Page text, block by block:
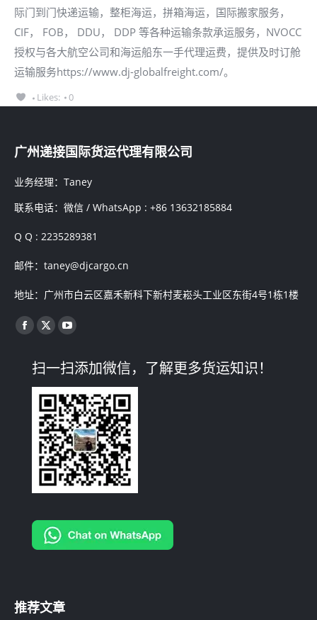
际门到门快递运输，整柜海运，拼箱海运，国际搬家服务，
CIF， FOB， DDU， DDP 等各种运输条款承运服务，NVOCC
授权与各大航空公司和海运船东一手代理运费，提供及时订舱
运输服务https://www.dj-globalfreight.com/。
Likes: 0
广州递接国际货运代理有限公司
业务经理：Taney
联系电话：微信 / WhatsApp : +86 13632185884
Q Q : 2235289381
邮件：taney@djcargo.cn
地址：广州市白云区嘉禾新科下新村麦崧头工业区东街4号1栋1楼
找到我们：
Facebook
opens
in
new
window
X
opens
in
new
window
YouTube
opens
in
new
window
扫一扫添加微信，了解更多货运知识！
推荐文章